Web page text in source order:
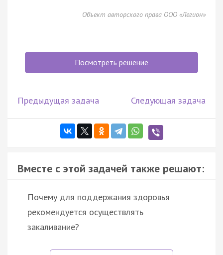
Объект авторского права ООО «Легион»
Посмотреть решение
Предыдущая задача Следующая задача
Вместе с этой задачей также решают:
Почему для поддержания здоровья
рекомендуется осуществлять
закаливание?